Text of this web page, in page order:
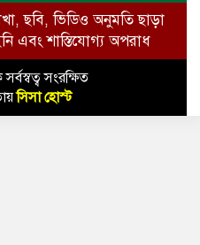
ছবি, ভিডিও অনুমতি ছাড়া
এবং শাস্তিযোগ্য অপরাধ
সংরক্ষিত
সিসা হোস্ট